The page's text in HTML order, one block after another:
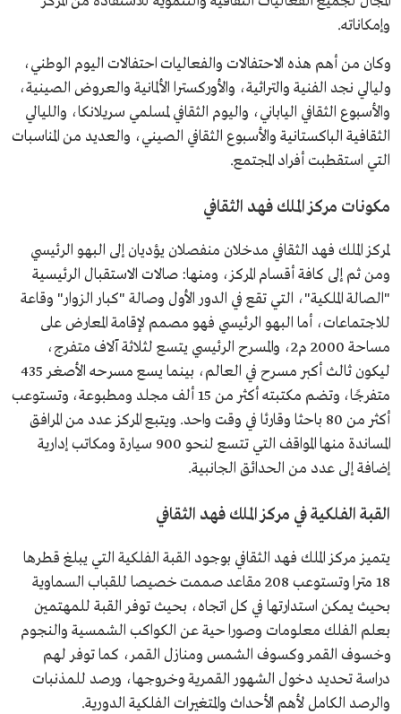
وإمكاناته.
وكان من أهم هذه الاحتفالات والفعاليات احتفالات اليوم الوطني،
وليالي نجد الفنية والتراثية، والأوركسترا الألمانية والعروض الصينية،
والأسبوع الثقافي الياباني، واليوم الثقافي لمسلمي سريلانكا، والليالي
الثقافية الباكستانية والأسبوع الثقافي الصيني، والعديد من المناسبات
التي استقطبت أفراد المجتمع.
مكونات مركز الملك فهد الثقافي
لمركز الملك فهد الثقافي مدخلان منفصلان يؤديان إلى البهو الرئيسي
ومن ثم إلى كافة أقسام المركز، ومنها: صالات الاستقبال الرئيسية
"الصالة الملكية"، التي تقع في الدور الأول وصالة "كبار الزوار" وقاعة
للاجتماعات، أما البهو الرئيسي فهو مصمم لإقامة المعارض على
مساحة 2000 م2، والمسرح الرئيسي يتسع لثلاثة آلاف متفرج،
ليكون ثالث أكبر مسرح في العالم، بينما يسع مسرحه الأصغر 435
متفرجًا، وتضم مكتبته أكثر من 15 ألف مجلد ومطبوعة، وتستوعب
أكثر من 80 باحثا وقارئا في وقت واحد. ويتبع المركز عدد من المرافق
المساندة منها المواقف التي تتسع لنحو 900 سيارة ومكاتب إدارية
إضافة إلى عدد من الحدائق الجانبية.
القبة الفلكية في مركز الملك فهد الثقافي
يتميز مركز الملك فهد الثقافي بوجود القبة الفلكية التي يبلغ قطرها
18 مترا وتستوعب 208 مقاعد صممت خصيصا للقباب السماوية
بحيث يمكن استدارتها في كل اتجاه، بحيث توفر القبة للمهتمين
بعلم الفلك معلومات وصورا حية عن الكواكب الشمسية والنجوم
وخسوف القمر وكسوف الشمس ومنازل القمر، كما توفر لهم
دراسة تحديد دخول الشهور القمرية وخروجها، ورصد للمذنبات
والرصد الكامل لأهم الأحداث والمتغيرات الفلكية الدورية.